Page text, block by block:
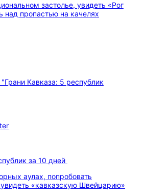
застолье, увидеть «Рог
над пропастью на качелях
за 10 дней
аулах, попробовать
«кавказскую Швейцарию»